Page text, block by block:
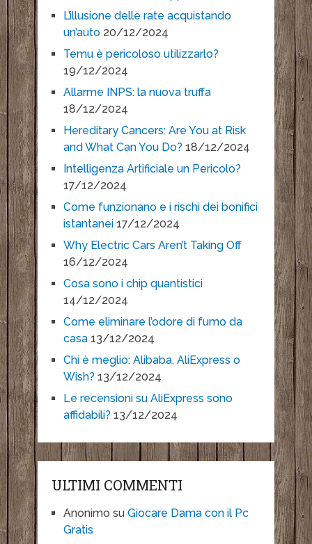
L’illusione delle rate acquistando
un’auto 20/12/2024
Temu è pericoloso utilizzarlo?
19/12/2024
Allarme INPS: la nuova truffa
18/12/2024
Hereditary Cancers: Are You at Risk
and What Can You Do? 18/12/2024
Intelligenza Artificiale un Pericolo?
17/12/2024
Come funzionano e i rischi dei bonifici
istantanei 17/12/2024
Why Electric Cars Aren’t Taking Off
16/12/2024
Cosa sono i chip quantistici
14/12/2024
Come eliminare l’odore di fumo da
casa 13/12/2024
Chi è meglio: Alibaba, AliExpress o
Wish? 13/12/2024
Le recensioni su AliExpress sono
affidabili? 13/12/2024
ULTIMI COMMENTI
Anonimo su Giocare Dama con il Pc
Gratis